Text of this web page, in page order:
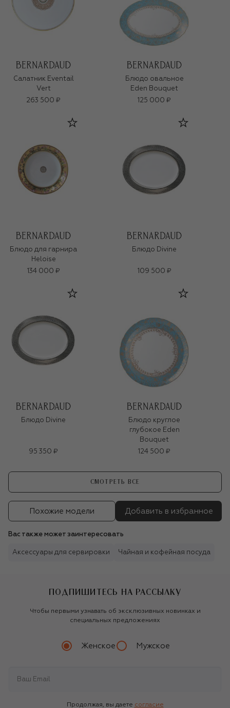
Салатник Eventail
Vert
263 500 ₽
Блюдо овальное
Eden Bouquet
125 000 ₽
Блюдо для гарнира
Heloise
134 000 ₽
Блюдо Divine
109 500 ₽
Блюдо Divine
95 350 ₽
Блюдо круглое
глубокое Eden
Bouquet
124 500 ₽
СМОТРЕТЬ ВСЕ
Похожие модели Добавить в избранное
Вас также может заинтересовать
Аксессуары для сервировки Чайная и кофейная посуда
ПОДПИШИТЕСЬ НА РАССЫЛКУ
Чтобы первыми узнавать об эксклюзивных новинках и
специальных предложениях
Женское Мужское
Продолжая, вы даете согласие